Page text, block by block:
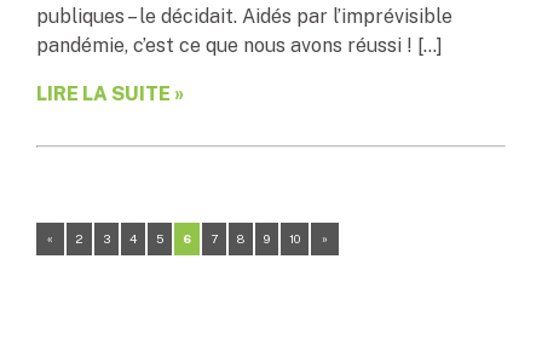
publiques – le décidait. Aidés par l’imprévisible
pandémie, c’est ce que nous avons réussi ! […]
LIRE LA SUITE »
« 2 3 4 5 6 7 8 9 10 »